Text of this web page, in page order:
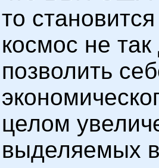
то
космос не
позволить
целом
выделяемых